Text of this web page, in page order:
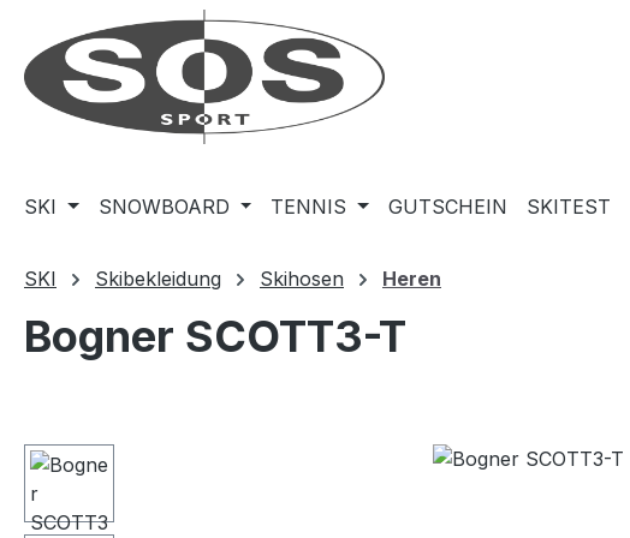
Hauptinhalt springen
Zur Suche springen
Zur Hauptnavigation springen
SKI SNOWBOARD TENNIS GUTSCHEIN SKITEST
SKI Skibekleidung Skihosen Heren
Bogner SCOTT3-T
Bildergalerie überspringen